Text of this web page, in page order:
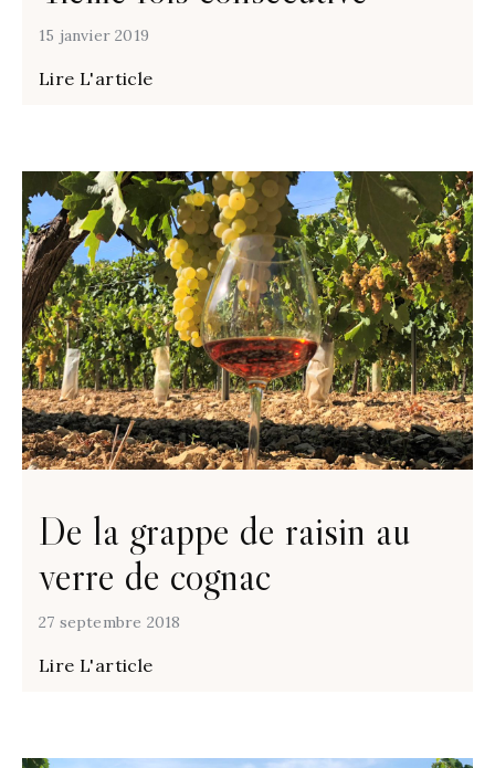
15 janvier 2019
Lire L'article
De la grappe de raisin au
verre de cognac
27 septembre 2018
Lire L'article